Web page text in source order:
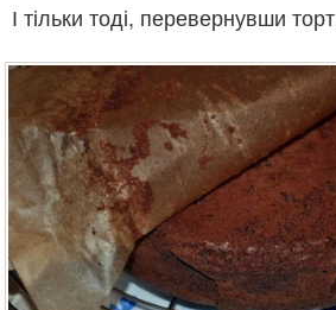
І тільки тоді, перевернувши